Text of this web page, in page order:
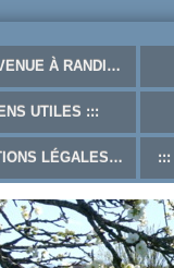
À RANDIF
UTILES
LÉGALES